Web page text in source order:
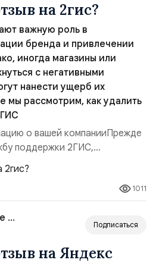
на 2гис?
важную роль в
бренда и привлечении
иногда магазины или
с негативными
нанести ущерб их
мы рассмотрим, как удалить
о вашей компанииПрежде
поддержки 2ГИС,
о вашей компании. Это
компании, адрес, контактные
информацию. Также
доступ к личному кабинету
причину удаления
1011
Все про удаление отзывов
Подписаться
на Яндекс